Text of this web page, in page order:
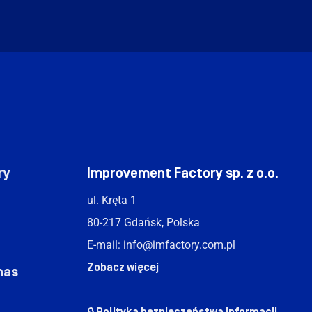
Improvement Factory sp. z o.o.
ul. Kręta 1
80-217 Gdańsk, Polska
E-mail: info@imfactory.com.pl
Zobacz więcej